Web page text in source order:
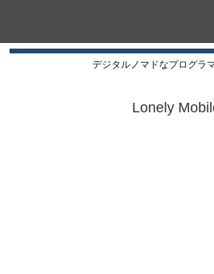
デジタルノマドなプログラ
Lonely